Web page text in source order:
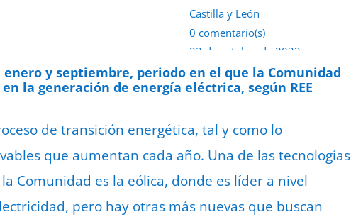
Castilla y León
0 comentario(s)
23 de octubre de 2022
y septiembre, periodo en el que la Comunidad
la generación de energía eléctrica, según REE
de transición energética, tal y como lo
que aumentan cada año. Una de las tecnologías
Comunidad es la eólica, donde es líder a nivel
pero hay otras más nuevas que buscan